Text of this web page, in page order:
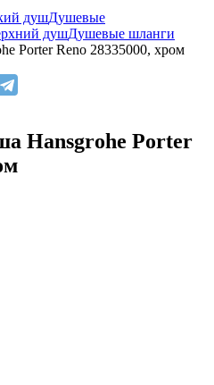
душДушевые
душДушевые шланги
Porter Reno 28335000, хром
Hansgrohe Porter